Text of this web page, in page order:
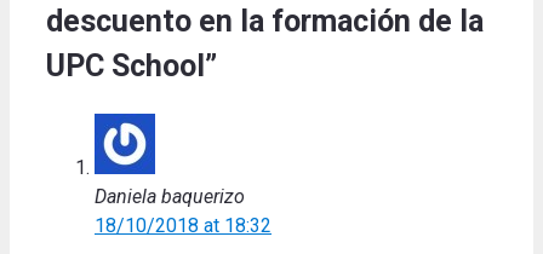
descuento en la formación de la
UPC School”
Daniela baquerizo
18/10/2018 at 18:32